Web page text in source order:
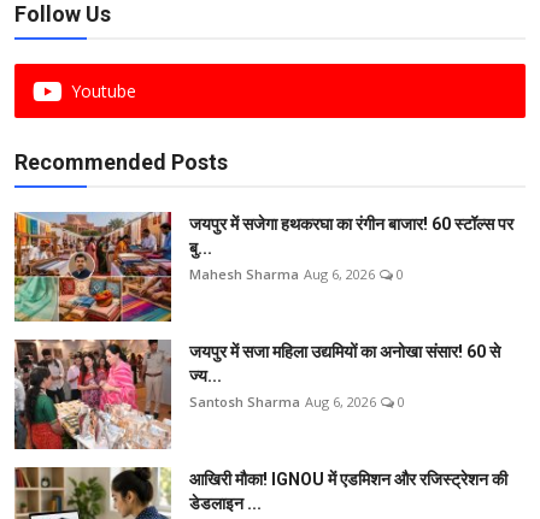
Follow Us
Youtube
Recommended Posts
जयपुर में सजेगा हथकरघा का रंगीन बाजार! 60 स्टॉल्स पर
बु...
Mahesh Sharma Aug 6, 2026 0
जयपुर में सजा महिला उद्यमियों का अनोखा संसार! 60 से
ज्य...
Santosh Sharma Aug 6, 2026 0
आखिरी मौका! IGNOU में एडमिशन और रजिस्ट्रेशन की
डेडलाइन ...